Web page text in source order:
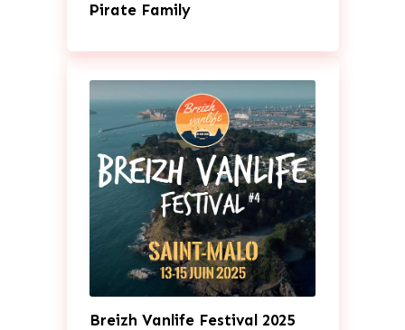
Pirate Family
Breizh Vanlife Festival 2025